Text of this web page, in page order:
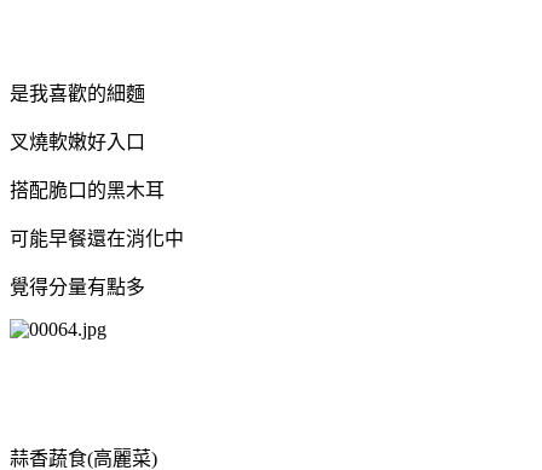
是我喜歡的細麵
叉燒軟嫩好入口
搭配脆口的黑木耳
可能早餐還在消化中
覺得分量有點多
蒜香蔬食(高麗菜)